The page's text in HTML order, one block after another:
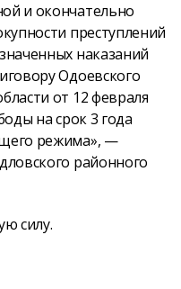
и окончательно
преступлений
наказаний
Одоевского
от 12 февраля
на срок 3 года
режима», —
районного
силу.